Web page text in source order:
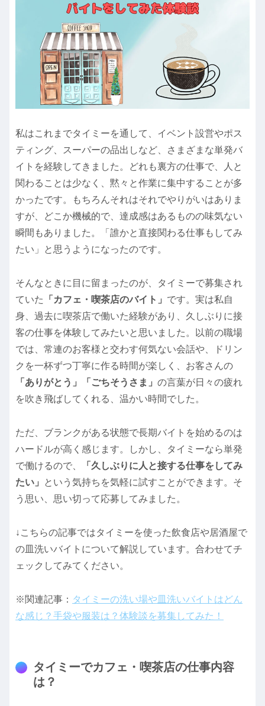
私はこれまでタイミーを通して、イベント設営やポス
ティング、スーパーの品出しなど、さまざまな単発バ
イトを経験してきました。どれも裏方の仕事で、人と
関わることは少なく、黙々と作業に集中することが多
かったです。もちろんそれはそれでやりがいはありま
すが、どこか機械的で、達成感はあるものの味気ない
瞬間もありました。「誰かと直接関わる仕事もしてみ
たい」と思うようになったのです。
そんなときに目に留まったのが、タイミーで募集され
ていた
「カフェ・喫茶店のバイト」 です。実は私自
身、過去に喫茶店で働いた経験があり、久しぶりに接
客の仕事を体験してみたいと思いました。以前の職場
では、常連のお客様と交わす何気ない会話や、ドリン
クを一杯ずつ丁寧に作る時間が楽しく、お客さんの
「ありがとう」「ごちそうさま」 の言葉が日々の疲れ
を吹き飛ばしてくれる、温かい時間でした。
ただ、ブランクがある状態で長期バイトを始めるのは
ハードルが高く感じます。しかし、タイミーなら単発
で働けるので、
「久しぶりに人と接する仕事をしてみ
たい」
という気持ちを気軽に試すことができます。そ
う思い、思い切って応募してみました。
↓こちらの記事ではタイミーを使った飲食店や居酒屋で
の皿洗いバイトについて解説しています。合わせてチ
ェックしてみてください。
※関連記事： タイミーの洗い場や皿洗いバイトはどん
な感じ？手袋や服装は？体験談を募集してみた！
タイミーでカフェ・喫茶店の仕事内容
は？